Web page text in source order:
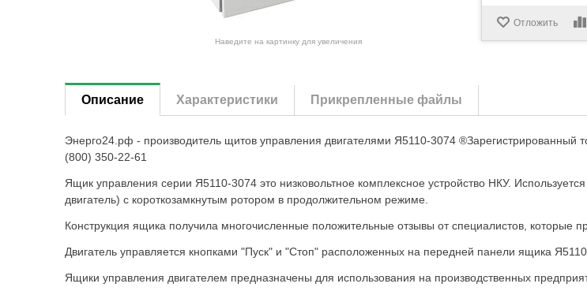
Наведите на картинку для увеличения
Отложить
Описание Характеристики Прикрепленные файлы
Энерго24.рф - производитель щитов управления двигателями Я5110-3074
(800) 350-22-61
Ящик управления серии Я5110-3074 это низковольтное комплексное устройство НКУ.
двигатель) с короткозамкнутым ротором в продолжительном режиме.
Конструкция ящика получила многочисленные положительные отзывы от специалистов, которые
Двигатель управляется кнопками "Пуск" и "Стоп" расположенных на передней панели ящика
Ящики управления двигателем предназначены для использования на производственных